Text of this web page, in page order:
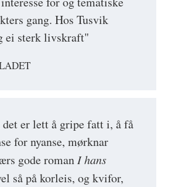
gang. Hos Tusvik
ei sterk livskraft"
er lett å gripe fatt i, å få
for nyanse, mørknar
gode romanI hans
så på korleis, og kvifor,